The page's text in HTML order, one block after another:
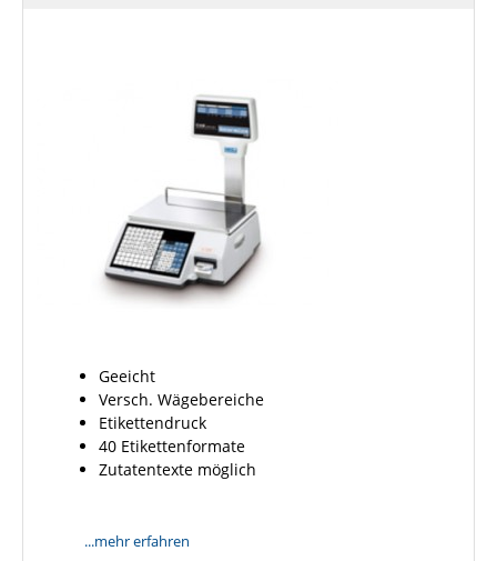
Geeicht
Versch. Wägebereiche
Etikettendruck
40 Etikettenformate
Zutatentexte möglich
...mehr erfahren